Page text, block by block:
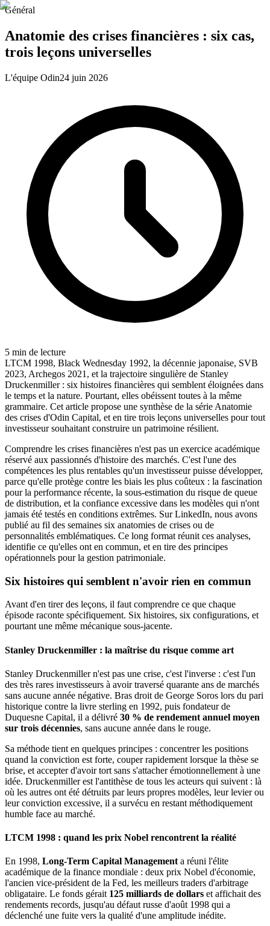
Général
Anatomie des crises financières : six cas,
trois leçons universelles
L'équipe Odin24 juin 2026
5 min de lecture
LTCM 1998, Black Wednesday 1992, la décennie japonaise, SVB
2023, Archegos 2021, et la trajectoire singulière de Stanley
Druckenmiller : six histoires financières qui semblent éloignées dans
le temps et la nature. Pourtant, elles obéissent toutes à la même
grammaire. Cet article propose une synthèse de la série Anatomie
des crises d'Odin Capital, et en tire trois leçons universelles pour tout
investisseur souhaitant construire un patrimoine résilient.
Comprendre les crises financières n'est pas un exercice académique
réservé aux passionnés d'histoire des marchés. C'est l'une des
compétences les plus rentables qu'un investisseur puisse développer,
parce qu'elle protège contre les biais les plus coûteux : la fascination
pour la performance récente, la sous-estimation du risque de queue
de distribution, et la confiance excessive dans les modèles qui n'ont
jamais été testés en conditions extrêmes. Sur LinkedIn, nous avons
publié au fil des semaines six anatomies de crises ou de
personnalités emblématiques. Ce long format réunit ces analyses,
identifie ce qu'elles ont en commun, et en tire des principes
opérationnels pour la gestion patrimoniale.
Six histoires qui semblent n'avoir rien en commun
Avant d'en tirer des leçons, il faut comprendre ce que chaque
épisode raconte spécifiquement. Six histoires, six configurations, et
pourtant une même mécanique sous-jacente.
Stanley Druckenmiller : la maîtrise du risque comme art
Stanley Druckenmiller n'est pas une crise, c'est l'inverse : c'est l'un
des très rares investisseurs à avoir traversé quarante ans de marchés
sans aucune année négative. Bras droit de George Soros lors du pari
historique contre la livre sterling en 1992, puis fondateur de
Duquesne Capital, il a délivré 30 % de rendement annuel moyen
sur trois décennies, sans aucune année dans le rouge.
Sa méthode tient en quelques principes : concentrer les positions
quand la conviction est forte, couper rapidement lorsque la thèse se
brise, et accepter d'avoir tort sans s'attacher émotionnellement à une
idée. Druckenmiller est l'antithèse de tous les acteurs qui suivent : là
où les autres ont été détruits par leurs propres modèles, leur levier ou
leur conviction excessive, il a survécu en restant méthodiquement
humble face au marché.
LTCM 1998 : quand les prix Nobel rencontrent la réalité
En 1998, Long-Term Capital Management a réuni l'élite
académique de la finance mondiale : deux prix Nobel d'économie,
l'ancien vice-président de la Fed, les meilleurs traders d'arbitrage
obligataire. Le fonds gérait 125 milliards de dollars et affichait des
rendements records, jusqu'au défaut russe d'août 1998 qui a
déclenché une fuite vers la qualité d'une amplitude inédite.